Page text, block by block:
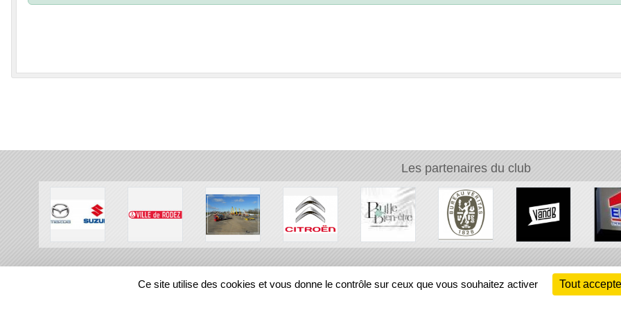
Les partenaires du club
REGIONS
Ce site utilise des cookies et vous donne le contrôle sur ceux que vous souhaitez activer Tout